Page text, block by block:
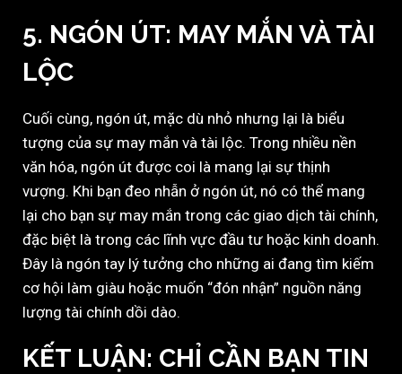
5. NGÓN ÚT: MAY MẮN VÀ TÀI
LỘC
Cuối cùng, ngón út, mặc dù nhỏ nhưng lại là biểu
tượng của sự may mắn và tài lộc. Trong nhiều nền
văn hóa, ngón út được coi là mang lại sự thịnh
vượng. Khi bạn đeo nhẫn ở ngón út, nó có thể mang
lại cho bạn sự may mắn trong các giao dịch tài chính,
đặc biệt là trong các lĩnh vực đầu tư hoặc kinh doanh.
Đây là ngón tay lý tưởng cho những ai đang tìm kiếm
cơ hội làm giàu hoặc muốn “đón nhận” nguồn năng
lượng tài chính dồi dào.
KẾT LUẬN: CHỈ CẦN BẠN TIN